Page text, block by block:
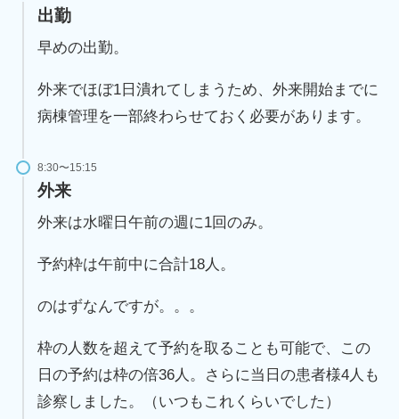
出勤
早めの出勤。
外来でほぼ1日潰れてしまうため、外来開始までに
病棟管理を一部終わらせておく必要があります。
8:30〜15:15
外来
外来は水曜日午前の週に1回のみ。
予約枠は午前中に合計18人。
のはずなんですが。。。
枠の人数を超えて予約を取ることも可能で、この
日の予約は枠の倍36人。さらに当日の患者様4人も
診察しました。（いつもこれくらいでした）